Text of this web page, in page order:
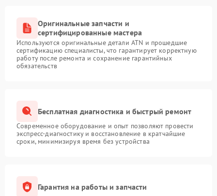
Оригинальные запчасти и
сертифицированные мастера
Используются оригинальные детали ATN и прошедшие
сертификацию специалисты, что гарантирует корректную
работу после ремонта и сохранение гарантийных
обязательств
Бесплатная диагностика и быстрый ремонт
Современное оборудование и опыт позволяют провести
экспресс-диагностику и восстановление в кратчайшие
сроки, минимизируя время без устройства
Гарантия на работы и запчасти